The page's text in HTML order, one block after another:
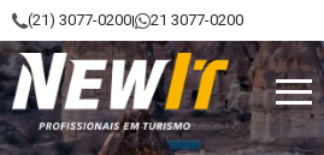
(21) 3077-0200 21 3077-0200
NewIt - Profissionais em